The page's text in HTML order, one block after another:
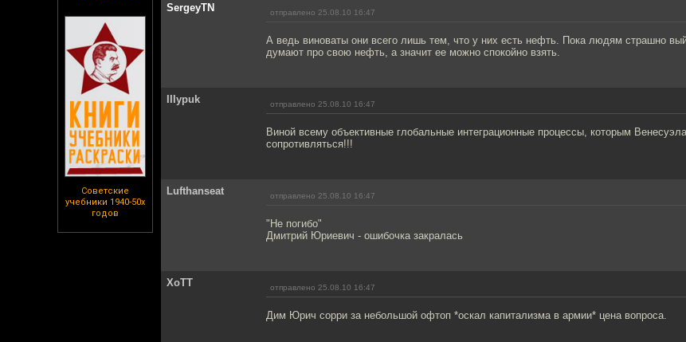
Советские
учебники 1940-50х
годов
SergeyTN отправлено 25.08.10 16:47
А ведь виноваты они всего лишь тем, что у них есть нефть. Пока людям страшно
думают про свою нефть, а значит ее можно спокойно взять.
IIIypuk отправлено 25.08.10 16:47
Виной всему объективные глобальные интеграционные процессы, которым
сопротивляться!!!
Lufthanseat отправлено 25.08.10 16:47
"Не погибо"
Дмитрий Юриевич - ошибочка закралась
XoTT отправлено 25.08.10 16:47
Дим Юрич сорри за небольшой офтоп *оскал капитализма в армии* цена вопроса.